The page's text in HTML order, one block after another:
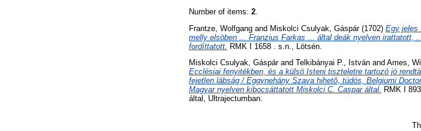
Number of items: 2
Frantze, Wolfgang and Miskolci Csulyak, Gáspár(1702) Egy jeles
melly elsöben ... Franzius Farkas ... által deák nyelven irattatott,
fordíttatott. RMK I 1658 . s.n., Lötsén.
Miskolci Csulyak, Gáspárand Telkibányai P., István and Ames,
Ecclésiai fenyitékben, és a külsö Isteni tiszteletre tartozó jó
fejetlen lábság / Eggynehány Szava hihető, túdós, Belgiumi
Magyar nyelven kibocsáttatott Miskolci C. Caspar által. RMK I
által, Ultrajectumban.